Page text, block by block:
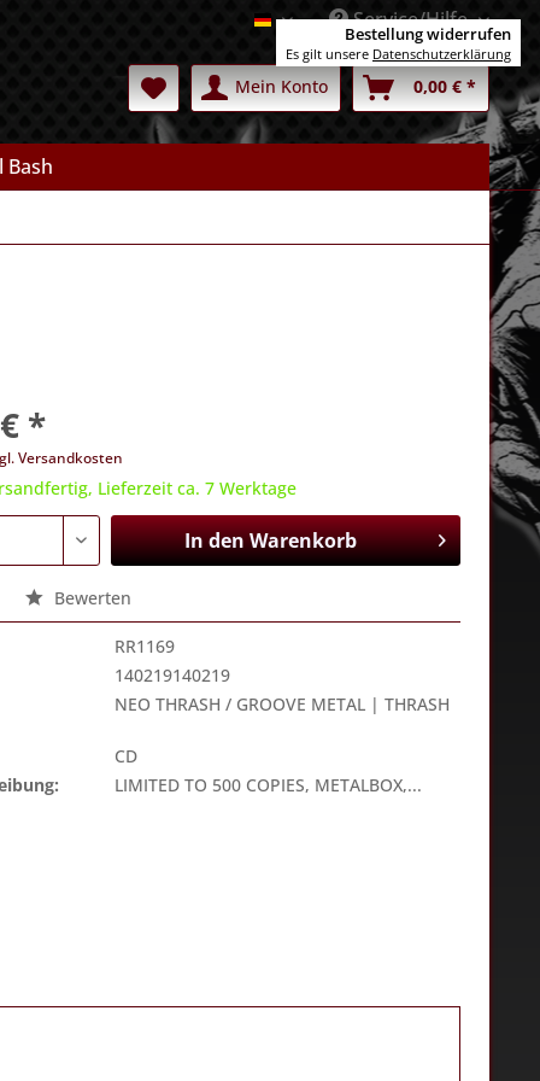
DeutschService/Hilfe
Mein Konto 0,00 € *
Bash
*
Versandkosten
Lieferzeit ca. 7 Werktage
In denWarenkorb
Bewerten
RR1169
140219140219
NEO THRASH / GROOVE METAL | THRASH
CD
LIMITED TO 500 COPIES, METALBOX,...
Bestellung widerrufen
Es gilt unsere Datenschutzerklärung